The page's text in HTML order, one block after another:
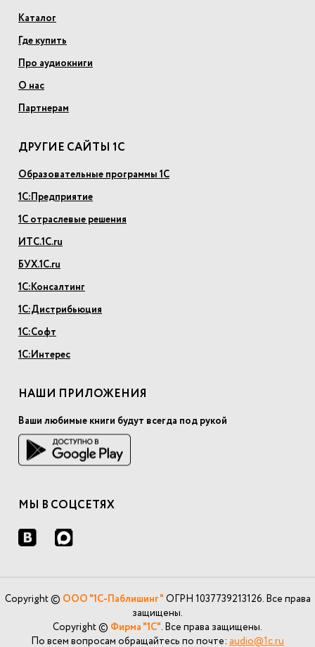
Каталог
Где купить
Про аудиокниги
О нас
Партнерам
ДРУГИЕ САЙТЫ 1С
Образовательные программы 1С
1С:Предприятие
1С отраслевые решения
ИТС.1С.ru
БУХ.1С.ru
1С:Консалтинг
1С:Дистрибьюция
1С:Софт
1С:Интерес
НАШИ ПРИЛОЖЕНИЯ
Ваши любимые книги будут всегда под рукой
МЫ В СОЦСЕТЯХ
Copyright © ООО "1С-Паблишинг" ОГРН 1037739213126. Все права
защищены.
Copyright © Фирма "1С". Все права защищены.
По всем вопросам обращайтесь по почте: audio@1c.ru